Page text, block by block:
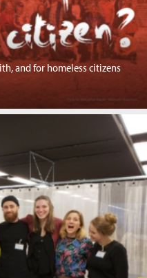
and for homeless citizens